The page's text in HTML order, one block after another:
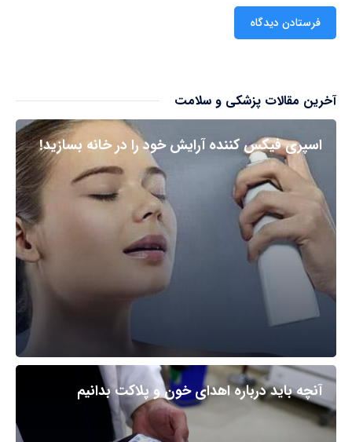
آخرین مقالات پزشکی و سلامت
اسپری فیکس کننده آرایش خود را در خانه بسازید!
آنچه باید درباره اهدای خون و پلاکت بدانیم